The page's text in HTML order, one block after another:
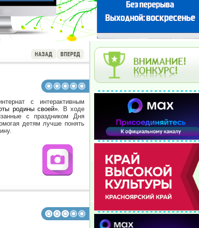
с интерактивным
родины своей».
В ходе
с праздником Дня
детям лучше понять